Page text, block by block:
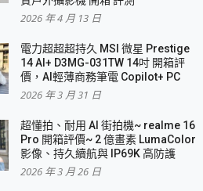
救援軟體
2026 年 4 月 13 日
電力超超超持久 MSI 微星 Prestige
14 AI+ D3MG-031TW 14吋 開箱評
價，AI輕薄商務筆電 Copilot+ PC
2026 年 3 月 31 日
超懂拍、耐用 AI 街拍機~ realme 16
Pro 開箱評價~ 2 億畫素 LumaColor
影像、持久續航與 IP69K 高防護
2026 年 3 月 26 日